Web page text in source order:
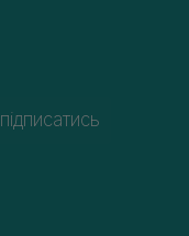
підписатись